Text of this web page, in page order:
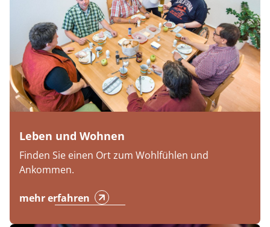
Leben und Wohnen
Finden Sie einen Ort zum Wohlfühlen und
Ankommen.
mehr erfahren